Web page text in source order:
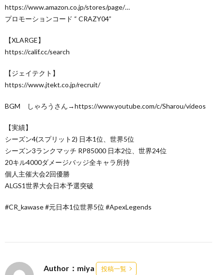
https://www.amazon.co.jp/stores/page/…
プロモーションコード “ CRAZY04”
【XLARGE】
https://calif.cc/search
【ジェイテクト】
https://www.jtekt.co.jp/recruit/
BGM しゃろうさん→https://www.youtube.com/c/Sharou/videos
【実績】
シーズン4(スプリット2) 日本1位、世界5位
シーズン3ランクマッチ RP85000 日本2位、世界24位
20キル4000ダメージバッジ全キャラ所持
個人主催大会2回優勝
ALGS1世界大会日本予選突破
#CR_kawase​ #元日本1位世界5位​ #ApexLegends​
Author：miya 投稿一覧